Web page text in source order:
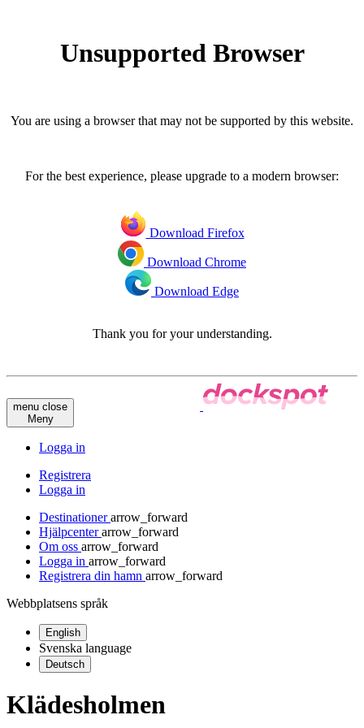
Unsupported Browser
You are using a browser that may not be supported by this website.
For the best experience, please upgrade to a modern browser:
Download Firefox
Download Chrome
Download Edge
Thank you for your understanding.
menu close
Meny
Logga in
Registrera
Logga in
Destinationerarrow_forward
Hjälpcenterarrow_forward
Om oss arrow_forward
Logga in arrow_forward
Registrera din hamn arrow_forward
Webbplatsens språk
English
Svenska language
Deutsch
Klädesholmen